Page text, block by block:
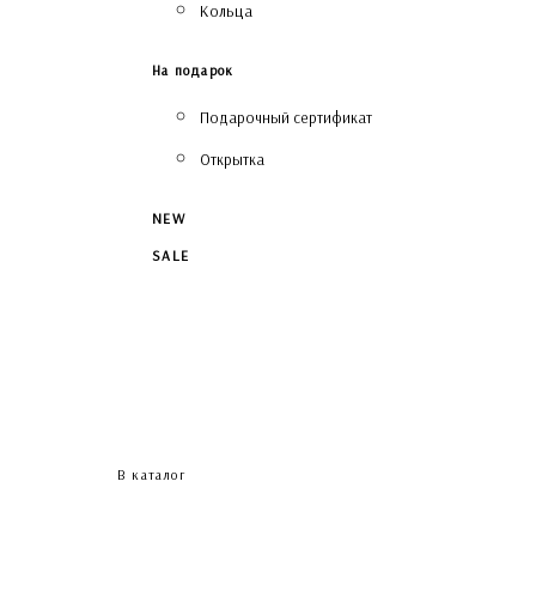
Кольца
На подарок
Подарочный сертификат
Открытка
NEW
SALE
В каталог